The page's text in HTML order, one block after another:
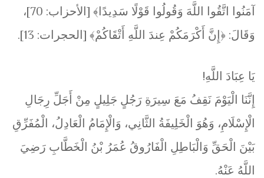
آمَنُوا اتَّقُوا اللَّهَ وَقُولُوا قَوْلًا سَدِيدًا﴾ [الأحزاب: 70]،
وَقَالَ: ﴿إِنَّ أَكْرَمَكُمْ عِندَ اللَّهِ أَتْقَاكُمْ﴾ [الحجرات: 13].
يَا عِبَادَ اللَّهِ!
إِنَّنَا الْيَوْمَ نَقِفُ مَعَ سِيرَةِ رَجُلٍ جَلِيلٍ مِنْ أَجَلِّ رِجَالِ
الْإِسْلَامِ، وَهُوَ الْخَلِيفَةُ الثَّانِي، وَالْإِمَامُ الْعَادِلُ، الْمُفَرِّقِ
بَيْنَ الْحَقِّ وَالْبَاطِلِ الْفَارُوقُ عُمَرُ بْنُ الْخَطَّابِ رَضِيَ
اللَّهُ عَنْهُ.